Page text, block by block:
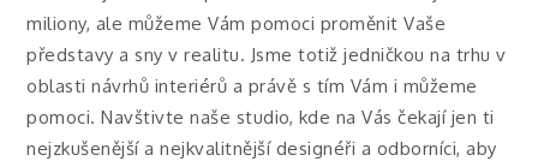
miliony, ale můžeme Vám pomoci proměnit Vaše
představy a sny v realitu. Jsme totiž jedničkou na trhu v
oblastinávrhů interiérů a právě s tím Vám i můžeme
pomoci. Navštivte naše studio, kde na Vás čekají jen ti
nejzkušenější a nejkvalitnější designéři a odborníci, aby